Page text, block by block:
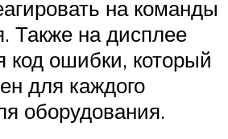
на команды
Также на дисплее
код ошибки, который
для каждого
оборудования.